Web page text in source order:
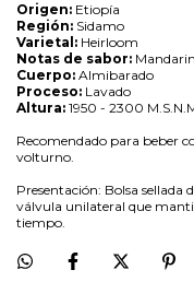
Origen: Etiopía
Región: Sidamo
Varietal: Heirloom
Notas de sabor:
Cuerpo: Almibarado
Proceso: Lavado
Altura: 1950 - 2300
Recomendado para beber
volturno.
Presentación: Bolsa sellada
válvula unilateral que
tiempo.